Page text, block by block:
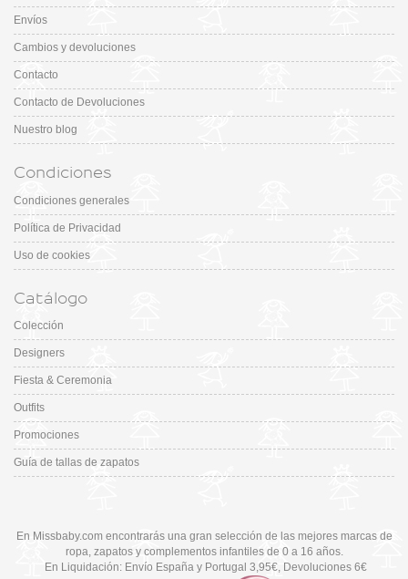
Envíos
Cambios y devoluciones
Contacto
Contacto de Devoluciones
Nuestro blog
Condiciones
Condiciones generales
Política de Privacidad
Uso de cookies
Catálogo
Colección
Designers
Fiesta & Ceremonia
Outfits
Promociones
Guía de tallas de zapatos
En Missbaby.com encontrarás una gran selección de las mejores marcas de
ropa, zapatos y complementos infantiles de 0 a 16 años.
En Liquidación: Envío España y Portugal 3,95€, Devoluciones 6€